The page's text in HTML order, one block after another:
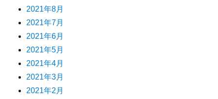
2021年8月
2021年7月
2021年6月
2021年5月
2021年4月
2021年3月
2021年2月